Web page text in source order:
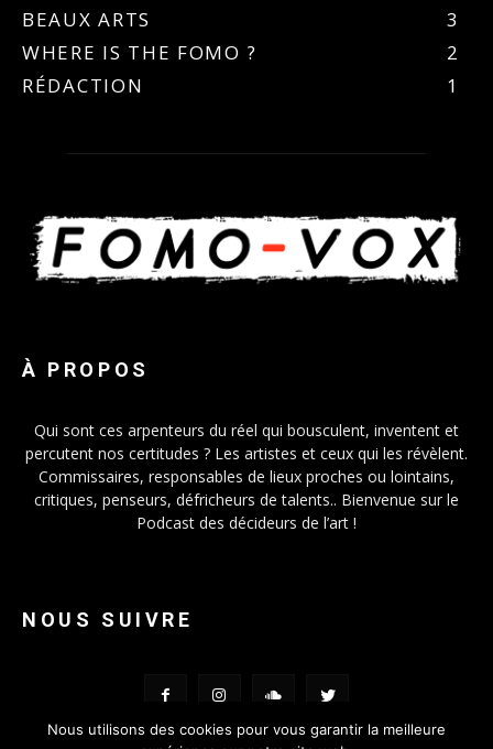
BEAUX ARTS
3
WHERE IS THE FOMO ?
2
RÉDACTION
1
À PROPOS
Qui sont ces arpenteurs du réel qui bousculent, inventent et
percutent nos certitudes ? Les artistes et ceux qui les révèlent.
Commissaires, responsables de lieux proches ou lointains,
critiques, penseurs, défricheurs de talents.. Bienvenue sur le
Podcast des décideurs de l’art !
NOUS SUIVRE
Nous utilisons des cookies pour vous garantir la meilleure